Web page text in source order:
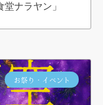
ナラヤン」
お祭り・イベント